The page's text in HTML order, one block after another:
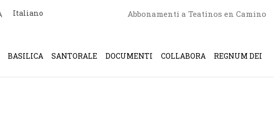
Italiano Abbonamenti a Teatinos en Camino
BASILICA SANTORALE DOCUMENTI COLLABORA REGNUM DEI